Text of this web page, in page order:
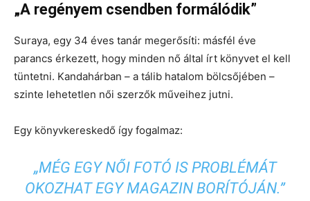
„A regényem csendben formálódik”
Suraya, egy 34 éves tanár megerősíti: másfél éve
parancs érkezett, hogy minden nő által írt könyvet el kell
tüntetni. Kandahárban – a tálib hatalom bölcsőjében –
szinte lehetetlen női szerzők műveihez jutni.
Egy könyvkereskedő így fogalmaz:
„MÉG EGY NŐI FOTÓ IS PROBLÉMÁT
OKOZHAT EGY MAGAZIN BORÍTÓJÁN.”